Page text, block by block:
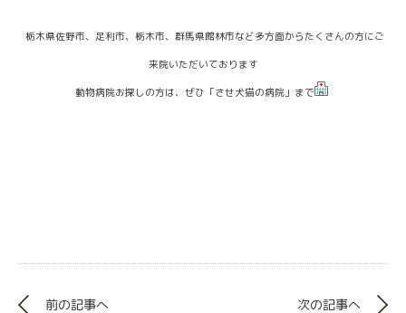
栃木県佐野市、足利市、栃木市、群馬県館林市など多方面からたくさんの方にご
来院いただいております
動物病院お探しの方は、ぜひ「させ犬猫の病院」まで
前の記事へ 次の記事へ